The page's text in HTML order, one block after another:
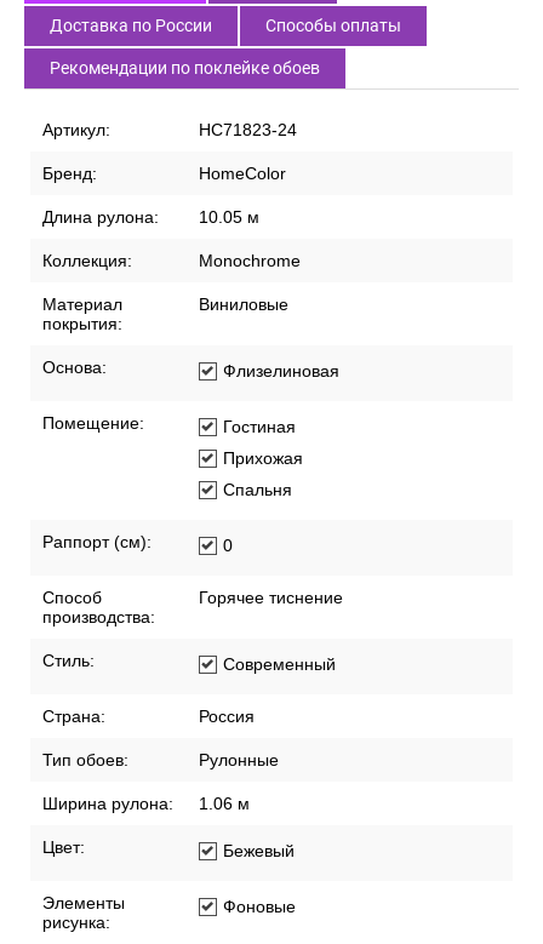
Доставка по России Способы оплаты
Рекомендации по поклейке обоев
Артикул: HC71823-24
Бренд: HomeColor
Длина рулона: 10.05 м
Коллекция: Monochrome
Материал
покрытия:
Виниловые
Основа: Флизелиновая
Помещение:
Гостиная
Прихожая
Спальня
Раппорт (см): 0
Способ
производства:
Горячее тиснение
Стиль: Современный
Страна: Россия
Тип обоев: Рулонные
Ширина рулона: 1.06 м
Цвет: Бежевый
Элементы
рисунка:
Фоновые